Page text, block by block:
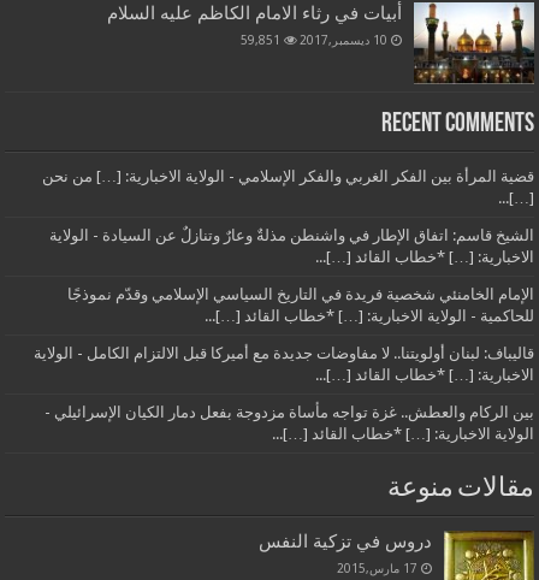
أبيات في رثاء الامام الكاظم عليه السلام
10 ديسمبر,2017 59,851
Recent Comments
قضية المرأة بين الفكر الغربي والفكر الإسلامي - الولاية الاخبارية: […] من نحن
[…]...
الشيخ قاسم: اتفاق الإطار في واشنطن مذلةٌ وعارٌ وتنازلٌ عن السيادة - الولاية
الاخبارية: […] *خطاب القائد […]...
الإمام الخامنئي شخصية فريدة في التاريخ السياسي الإسلامي وقدّم نموذجًا
للحاكمية - الولاية الاخبارية: […] *خطاب القائد […]...
قاليباف: لبنان أولويتنا.. لا مفاوضات جديدة مع أميركا قبل الالتزام الكامل - الولاية
الاخبارية: […] *خطاب القائد […]...
بين الركام والعطش.. غزة تواجه مأساة مزدوجة بفعل دمار الكيان الإسرائيلي -
الولاية الاخبارية: […] *خطاب القائد […]...
مقالات منوعة
دروس في تزكية النفس
17 مارس,2015